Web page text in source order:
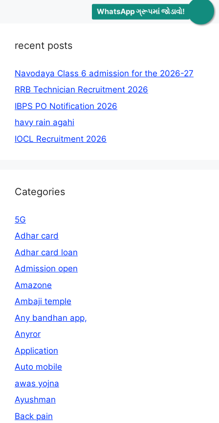
WhatsApp ગ્રૂપમાં જોડાવો!
recent posts
Navodaya Class 6 admission for the 2026-27
RRB Technician Recruitment 2026
IBPS PO Notification 2026
havy rain agahi
IOCL Recruitment 2026
Categories
5G
Adhar card
Adhar card loan
Admission open
Amazone
Ambaji temple
Any bandhan app,
Anyror
Application
Auto mobile
awas yojna
Ayushman
Back pain